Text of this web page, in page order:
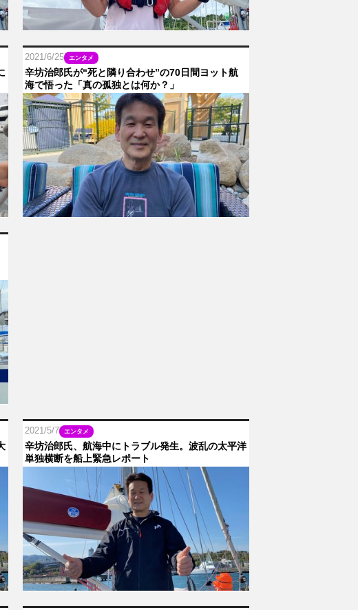
2021/6/25 エンタメ
辛坊治郎氏が“死と隣り合わせ”の70日間ヨット航
海で悟った「真の孤独とは何か？」
2021/5/7 エンタメ
辛坊治郎氏、航海中にトラブル発生。波乱の太平洋
単独横断を船上緊急レポート